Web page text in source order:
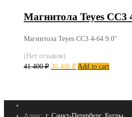
Магнитола Teyes CC3
Магнитола Teyes CC3 4-64 9.0″
(Нет отзывов)
41 400₽ 30 400 ₽ Add to cart